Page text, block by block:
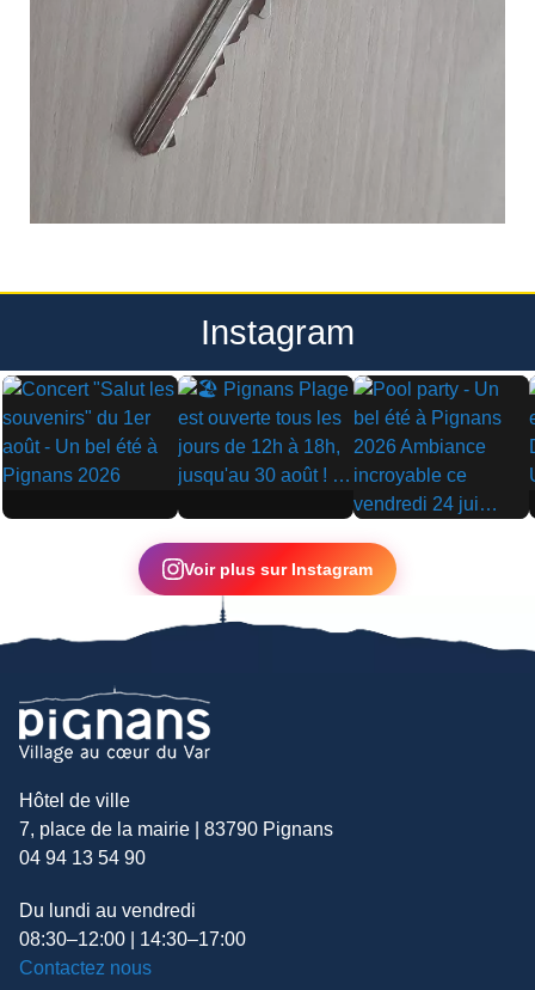
Instagram
▶ ▶
▶
Voir plus sur Instagram
Hôtel de ville
7, place de la mairie | 83790 Pignans
04 94 13 54 90
Du lundi au vendredi
08:30–12:00 | 14:30–17:00
Contactez nous